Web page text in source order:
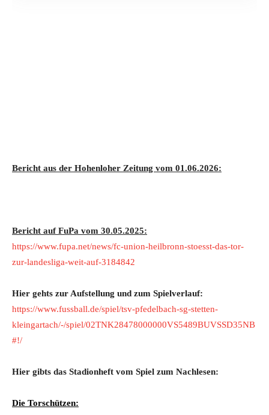
Bericht aus der Hohenloher Zeitung vom 01.06.2026:
Bericht auf FuPa vom 30.05.2025:
https://www.fupa.net/news/fc-union-heilbronn-stoesst-das-tor-
zur-landesliga-weit-auf-3184842
Hier gehts zur Aufstellung und zum Spielverlauf:
https://www.fussball.de/spiel/tsv-pfedelbach-sg-stetten-
kleingartach/-/spiel/02TNK28478000000VS5489BUVSSD35NB
#!/
Hier gibts das Stadionheft vom Spiel zum Nachlesen:
Die Torschützen: